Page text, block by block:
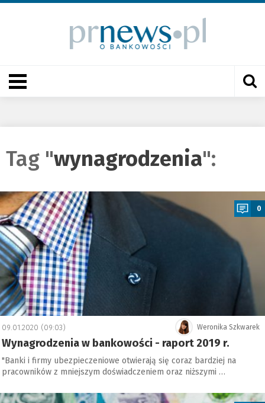
Tag "wynagrodzenia":
0
Weronika Szkwarek
09.01.2020 (09:03)
Wynagrodzenia w bankowości - raport 2019 r.
"Banki i firmy ubezpieczeniowe otwierają się coraz bardziej na
pracowników z mniejszym doświadczeniem oraz niższymi …